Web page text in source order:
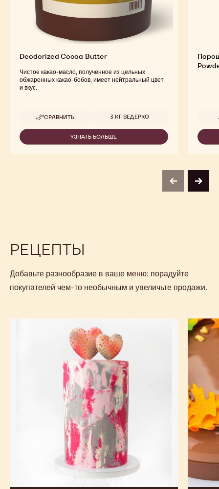
Deodorized Cocoa Butter
Чистое какао-масло, полученное из цельных
обжаренных какао-бобов, имеет нейтральный цвет
и вкус.
СРАВНИТЬ
-
DEODORIZED
COCOA
BUTTER
Доступные размеры
3 КГ ВЕДЕРКО
УЗНАТЬ БОЛЬШЕ
-
previousnext
РЕЦЕПТЫ
Добавьте разнообразие в ваше меню: порадуйте
покупателей чем-то необычным и увеличьте продажи.
торт
с
пеканом
сиропом